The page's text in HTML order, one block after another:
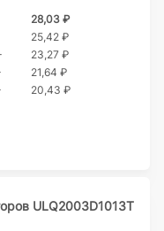
28,03 ₽
25,42 ₽
23,27 ₽
21,64 ₽
20,43 ₽
ULQ2003D1013T